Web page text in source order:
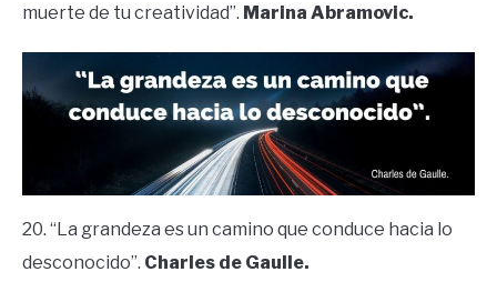
muerte de tu creatividad”. Marina Abramovic.
20. “La grandeza es un camino que conduce hacia lo
desconocido”. Charles de Gaulle.